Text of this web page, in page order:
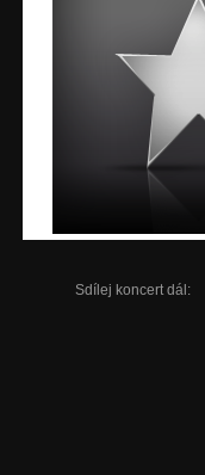
Sdílej koncert dál: